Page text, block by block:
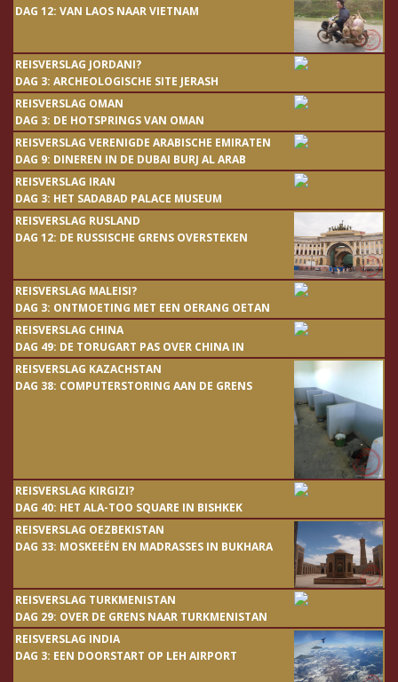
DAG 12: VAN LAOS NAAR VIETNAM
REISVERSLAG JORDANI?
DAG 3: ARCHEOLOGISCHE SITE JERASH
REISVERSLAG OMAN
DAG 3: DE HOTSPRINGS VAN OMAN
REISVERSLAG VERENIGDE ARABISCHE EMIRATEN
DAG 9: DINEREN IN DE DUBAI BURJ AL ARAB
REISVERSLAG IRAN
DAG 3: HET SADABAD PALACE MUSEUM
REISVERSLAG RUSLAND
DAG 12: DE RUSSISCHE GRENS OVERSTEKEN
REISVERSLAG MALEISI?
DAG 3: ONTMOETING MET EEN OERANG OETAN
REISVERSLAG CHINA
DAG 49: DE TORUGART PAS OVER CHINA IN
REISVERSLAG KAZACHSTAN
DAG 38: COMPUTERSTORING AAN DE GRENS
REISVERSLAG KIRGIZI?
DAG 40: HET ALA-TOO SQUARE IN BISHKEK
REISVERSLAG OEZBEKISTAN
DAG 33: MOSKEEËN EN MADRASSES IN BUKHARA
REISVERSLAG TURKMENISTAN
DAG 29: OVER DE GRENS NAAR TURKMENISTAN
REISVERSLAG INDIA
DAG 3: EEN DOORSTART OP LEH AIRPORT